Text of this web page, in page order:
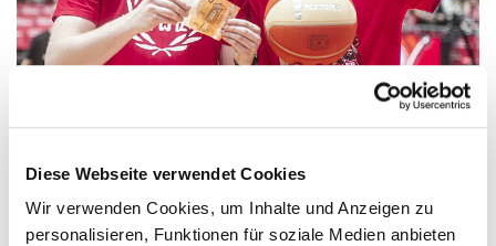
Diese Webseite verwendet Cookies
Wir verwenden Cookies, um Inhalte und Anzeigen zu
personalisieren, Funktionen für soziale Medien anbieten